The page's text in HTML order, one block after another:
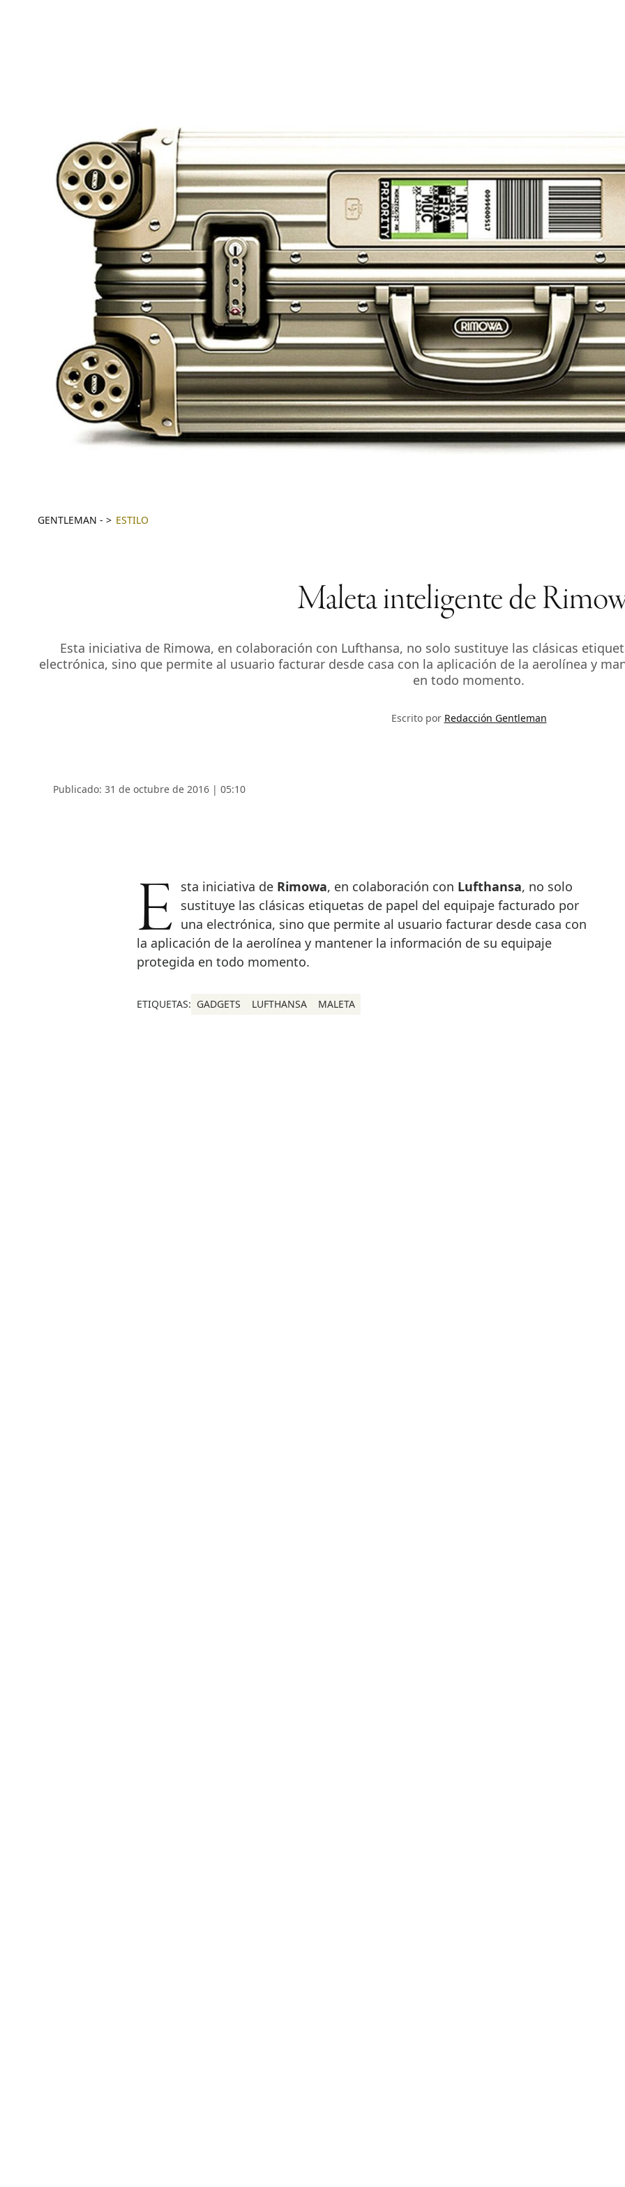
GENTLEMAN - ESTILO
Maleta inteligente de
Esta iniciativa de Rimowa, en colaboración con Lufthansa, no solo sustituye las clásicas
electrónica, sino que permite al usuario facturar desde casa con la aplicación de la aerolínea y
en todo momento.
Escrito por Redacción Gentleman
Publicado: 31 de octubre de 2016 | 05:10
Esta iniciativa de Rimowa, en colaboración con Lufthansa, no solo
sustituye las clásicas etiquetas de papel del equipaje facturado por
una electrónica, sino que permite al usuario facturar desde casa con
la aplicación de la aerolínea y mantener la información de su equipaje
protegida en todo momento.
ETIQUETAS: GADGETS LUFTHANSA MALETA